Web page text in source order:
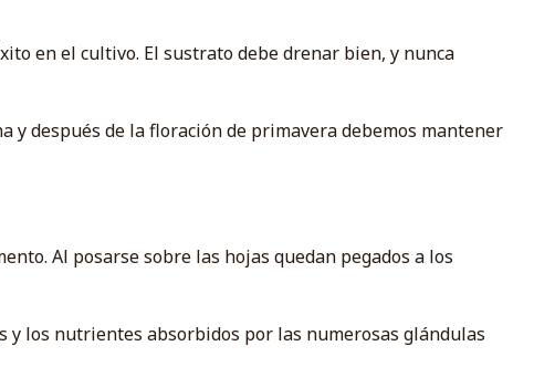
en el cultivo. El sustrato debe drenar bien, y nunca
y después de la floración de primavera debemos mantener
Al posarse sobre las hojas quedan pegados a los
y los nutrientes absorbidos por las numerosas glándulas